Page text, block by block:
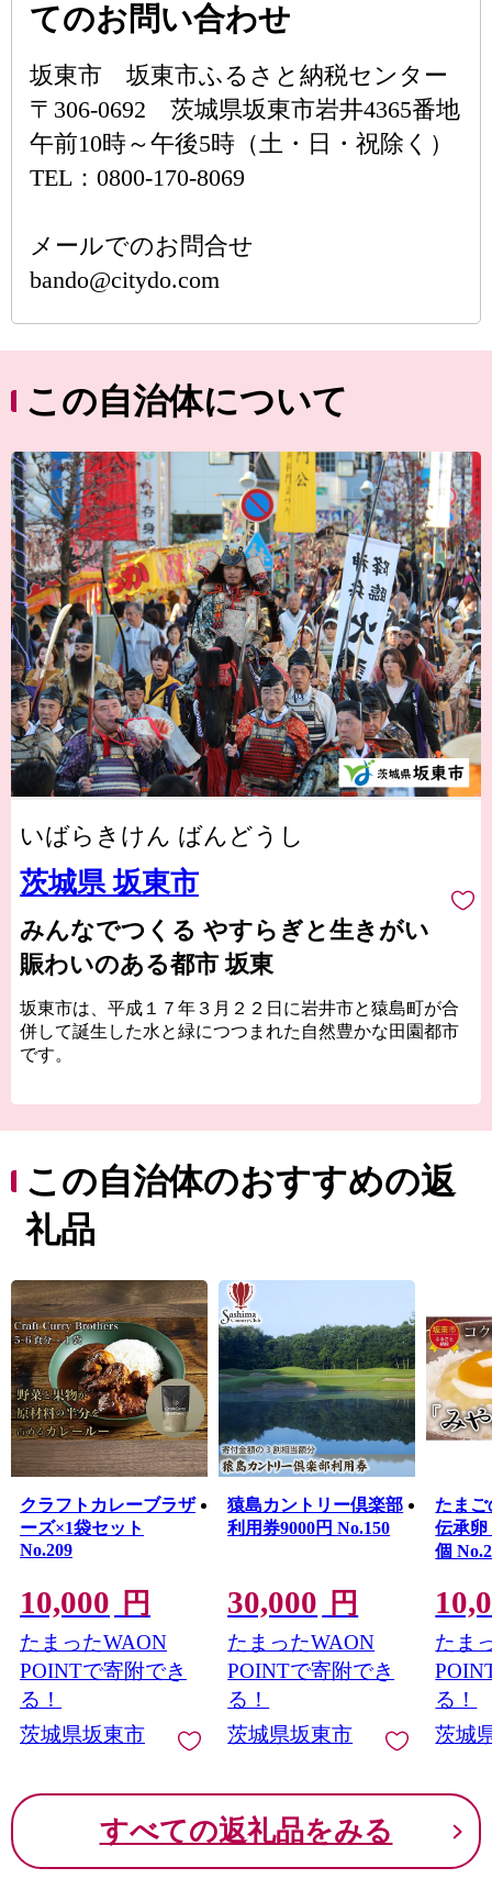
てのお問い合わせ
坂東市 坂東市ふるさと納税センター
〒306-0692 茨城県坂東市岩井4365番地
午前10時～午後5時（土・日・祝除く）
TEL：0800-170-8069
メールでのお問合せ
bando@citydo.com
この自治体について
いばらきけん ばんどうし
茨城県 坂東市
みんなでつくる やすらぎと生きがい
賑わいのある都市 坂東
坂東市は、平成１７年３月２２日に岩井市と猿島町が合
併して誕生した水と緑につつまれた自然豊かな田園都市
です。
います。
中心部は猿島台地と呼ばれる平坦な台地で、田・畑地が
広がるなか多くの平地林や白鳥の飛来で有名な菅生沼な
ど、良好な自然が残されています。
理的条件を生かして生鮮野菜の栽培が盛んです。
気候に恵まれほとんどの野菜が栽培されていますが、 特
に、レタス、夏ネギは茨城県の銘柄指定産地を受けるブ
ランド品として市場でも人気となっています。
また、生糸とともに江戸末期から 明治初期にかけて重要
な輸出品目の一つに数えられたさしま茶も香りが強くコ
クがあると評判です。
この自治体のおすすめの返
礼品
クラフトカレーブラザ
ーズ×1袋セット
No.209
10,000 円
たまったWAON
POINTで寄附でき
る！
茨城県坂東市
猿島カントリー倶楽部
利用券9000円 No.150
30,000 円
たまったWAON
POINTで寄附でき
る！
茨城県坂東市
たま
伝承卵
個
たま
る！
茨城
すべての返礼品をみる